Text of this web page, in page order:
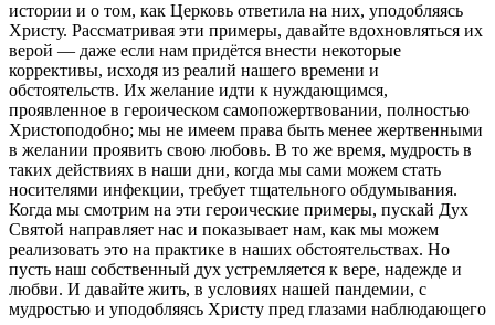
истории и о том, как Церковь ответила на них, уподобляясь
Христу. Рассматривая эти примеры, давайте вдохновляться их
верой — даже если нам придётся внести некоторые
коррективы, исходя из реалий нашего времени и
обстоятельств. Их желание идти к нуждающимся,
проявленное в героическом самопожертвовании, полностью
Христоподобно; мы не имеем права быть менее жертвенными
в желании проявить свою любовь. В то же время, мудрость в
таких действиях в наши дни, когда мы сами можем стать
носителями инфекции, требует тщательного обдумывания.
Когда мы смотрим на эти героические примеры, пускай Дух
Святой направляет нас и показывает нам, как мы можем
реализовать это на практике в наших обстоятельствах. Но
пусть наш собственный дух устремляется к вере, надежде и
любви. И давайте жить, в условиях нашей пандемии, с
мудростью и уподобляясь Христу пред глазами наблюдающего